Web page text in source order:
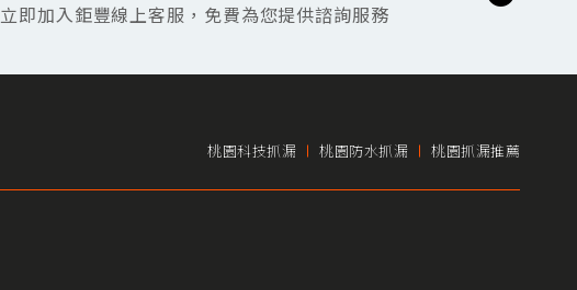
立即加入鉅豐線上客服，免費為您提供諮詢服務
桃園科技抓漏 桃園防水抓漏 桃園抓漏推薦